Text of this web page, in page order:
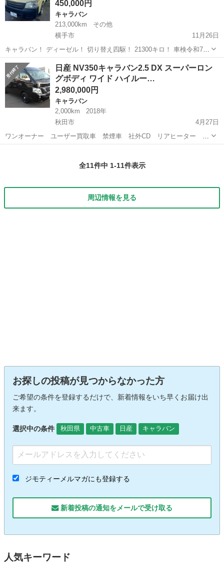
450,000円
キャラバン
213,000km
その他
横手市
11月26日
キャラバン！ ディーゼル！ 切り替え四駆！ 21300キロ！ 車検令和7年
6月！
秋田 横手市 キャラバン
日産 NV350キャラバン2.5 DX スーパーロン
グボディ ワイド ハイルー…
2,980,000円
キャラバン
2,000km
2018年
秋田市
4月27日
ワンオーナー ユーザー買取車 禁煙車 社外CD リアヒーター デ
イトナホイール 下回り防錆処理済み ボディタイプ ミニバン 駆動方
全11件中 1-11件表示
周辺情報を見る
お探しの投稿が見つからなかった方
ご希望の条件を登録するだけで、新着情報をいち早くお届け出
来ます。
選択中の条件 秋田県 中古車 日産 キャラバン
ジモティーメルマガにも登録する
新着投稿の通知をメールで受け取る
人気キーワード